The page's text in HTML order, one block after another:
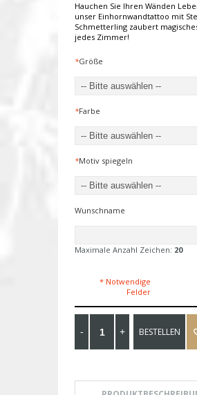
Hauchen Sie Ihren Wänden
unser Einhornwandtattoo mit
Schmetterling zaubert
jedes Zimmer!
*Größe
*Farbe
*Motiv spiegeln
Wunschname
Maximale Anzahl Zeichen: 20
* Notwendige
Felder
BESTELLEN